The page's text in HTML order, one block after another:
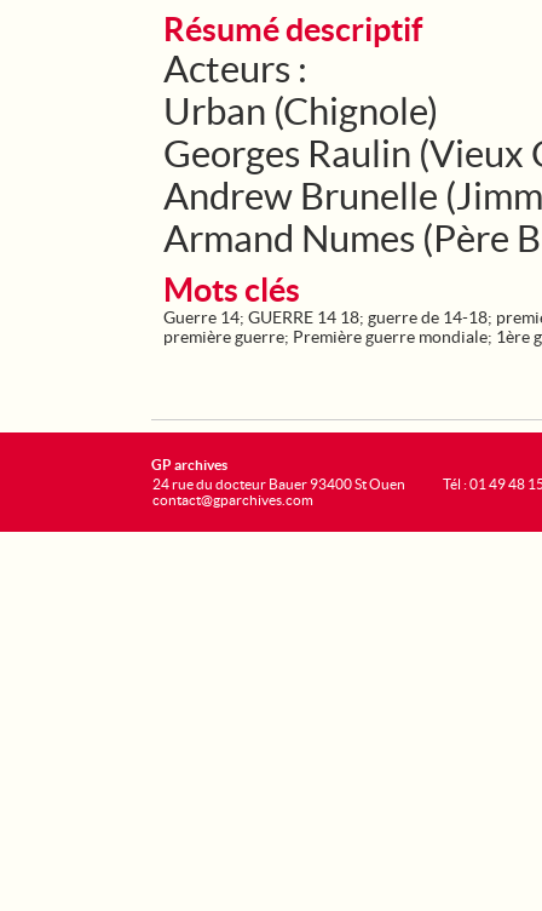
Résumé descriptif
Acteurs :
Urban (Chignole)
Georges Raulin (Vieux
Andrew Brunelle
Armand Numes (Père
Mots clés
Guerre 14; GUERRE 14 18; guerre de 14-18;
première guerre; Première guerre mondiale; 1ère
GP archives
24 rue du docteur Bauer 93400 St Ouen
contact@gparchives.com
Tél : 01 49 48